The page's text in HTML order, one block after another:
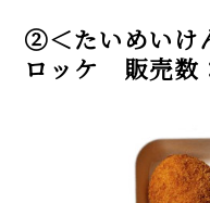
②＜たいめいけ
ロッケ 販売数